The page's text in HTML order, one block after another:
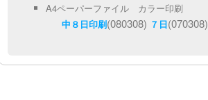
A4ペーパーファイル カラー印刷
中８日印刷(080308) ７日(070308)